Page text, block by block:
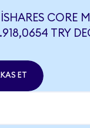
CORE
TRY
ET